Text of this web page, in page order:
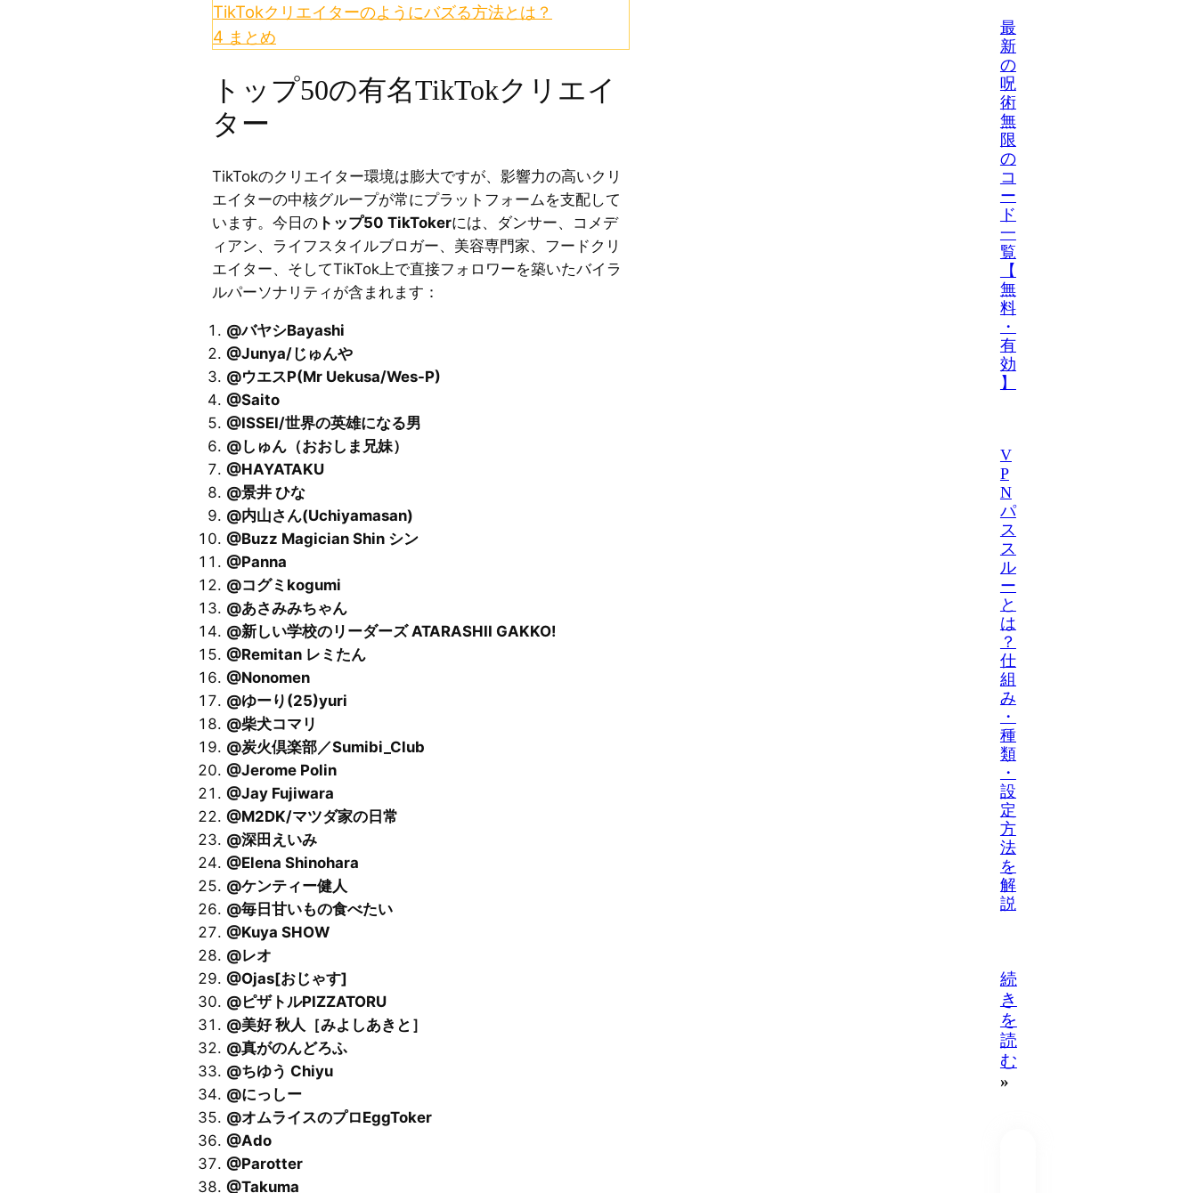
TikTokクリエイターのようにバズる方法とは？
4 まとめ
トップ50の有名TikTokクリエイ
ター
TikTokのクリエイター環境は膨大ですが、影響力の高いクリ
エイターの中核グループが常にプラットフォームを支配して
います。今日の トップ50 TikTokerには、ダンサー、コメデ
ィアン、ライフスタイルブロガー、美容専門家、フードクリ
エイター、そしてTikTok上で直接フォロワーを築いたバイラ
ルパーソナリティが含まれます：
@バヤシBayashi
@Junya/じゅんや
@ウエスP(Mr Uekusa/Wes-P)
@Saito
@ISSEI/世界の英雄になる男
@しゅん（おおしま兄妹）
@HAYATAKU
@景井 ひな
@内山さん(Uchiyamasan)
@Buzz Magician Shin シン
@Panna
@コグミkogumi
@あさみみちゃん
@新しい学校のリーダーズ ATARASHII GAKKO!
@Remitan レミたん
@Nonomen
@ゆーり(25)yuri
@柴犬コマリ
@炭火倶楽部／Sumibi_Club
@Jerome Polin
@Jay Fujiwara
@M2DK/マツダ家の日常
@深田えいみ
@Elena Shinohara
@ケンティー健人
@毎日甘いもの食べたい
@Kuya SHOW
@レオ
@Ojas[おじゃす]
@ピザトルPIZZATORU
@美好 秋人［みよしあきと］
@真がのんどろふ
@ちゆう Chiyu
@にっしー
@オムライスのプロEggToker
@Ado
@Parotter
@Takuma
最
新
の
呪
術
無
限
の
コ
ー
ド
一
覧
【
無
料
・
有
効
】
V
P
N
パ
ス
ス
ル
ー
と
は
？
仕
組
み
・
種
類
・
設
定
方
法
を
解
説
続
き
を
読
む
»